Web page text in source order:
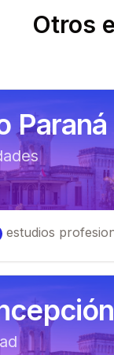
Otros
Paraná
es
estudios